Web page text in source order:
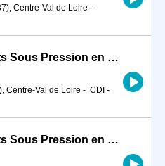
Centre-Val de Loire -
Technicien Equipements Sous Pression en Milieu Nucléaire H/F
Centre-Val de Loire - CDI -
Technicien Equipements Sous Pression en Milieu Nucléaire H/F